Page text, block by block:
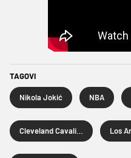
TAGOVI
Nikola Jokić NBA